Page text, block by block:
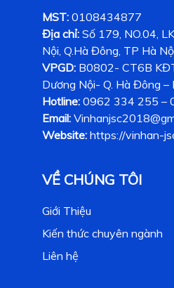
MST: 0108434877
Địa chỉ: Số 179, NO.04,
Nội, Q.Hà Đông, TP Hà
VPGD: B0802- CT6B
Dương Nội- Q. Hà Đông –
Hotline: 0962 334 255 –
Email:
Website: https://vinhan-
VỀ CHÚNG TÔI
Giới Thiệu
Kiến thức chuyên ngành
Liên hệ